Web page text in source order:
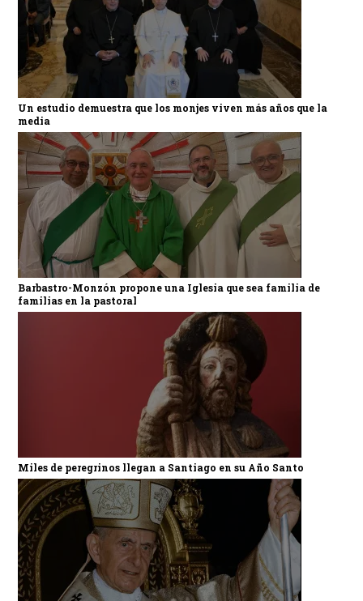
Un estudio demuestra que los monjes viven más años que la
media
Barbastro-Monzón propone una Iglesia que sea familia de
familias en la pastoral
Miles de peregrinos llegan a Santiago en su Año Santo